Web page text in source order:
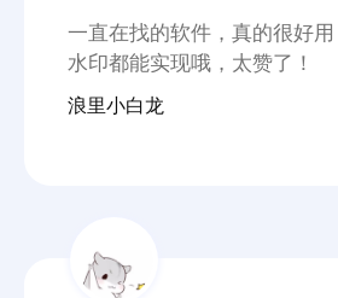
水印就这么去除掉了，试了
个最满意，啥都不用说了试试
文言予果